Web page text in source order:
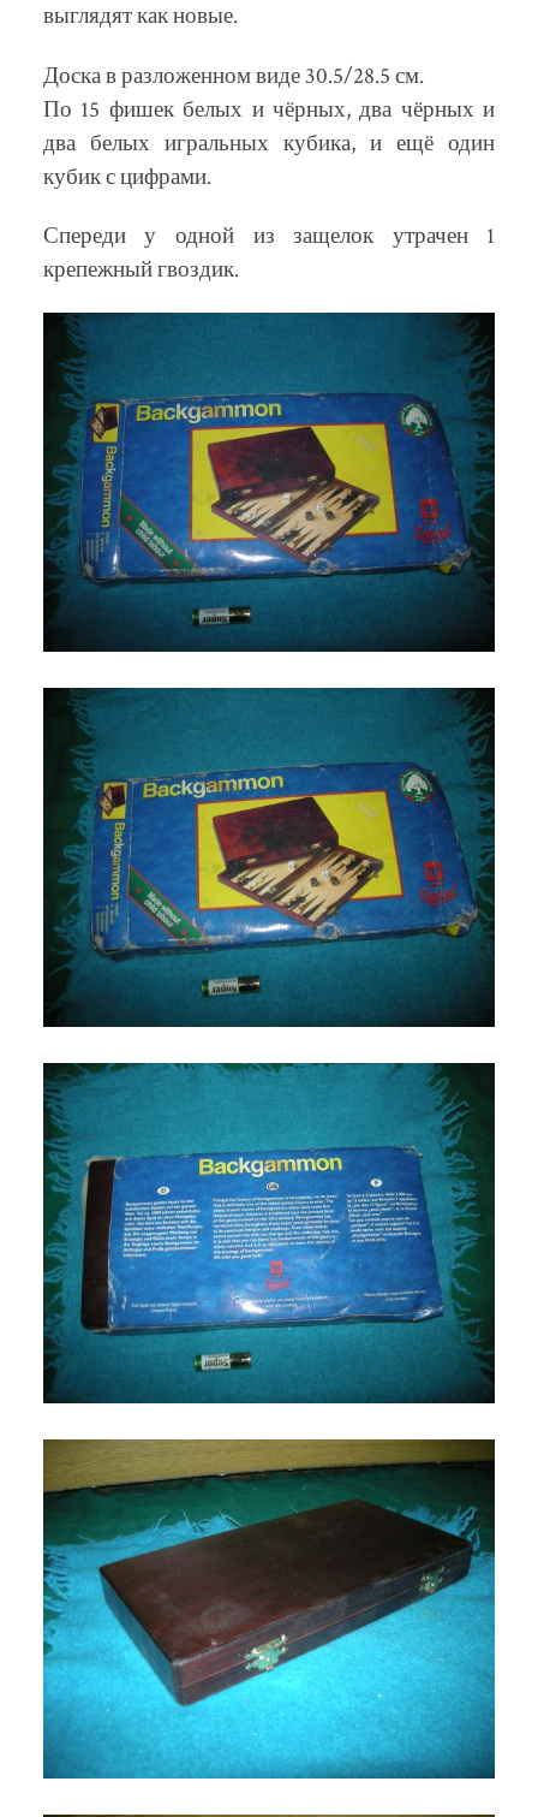
выглядят как новые.
Доска в разложенном виде 30.5/28.5 см.
По 15 фишек белых и чёрных, два чёрных и
два белых игральных кубика, и ещё один
кубик с цифрами.
Спереди у одной из защелок утрачен 1
крепежный гвоздик.